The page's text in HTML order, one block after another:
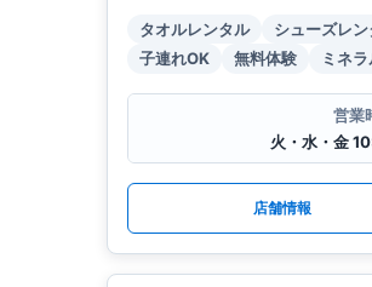
タオルレンタル シューズレ
子連れOK
無料体験 ミネ
営業
火・水・金
店舗情報